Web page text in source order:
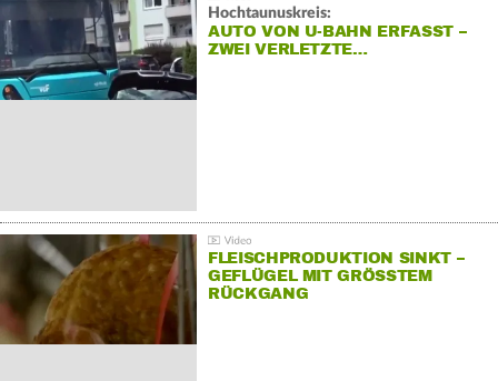
Hochtaunuskreis:
AUTO VON U-BAHN ERFASST –
ZWEI VERLETZTE…
FLEISCHPRODUKTION SINKT –
GEFLÜGEL MIT GRÖSSTEM R
ÜCKGANG